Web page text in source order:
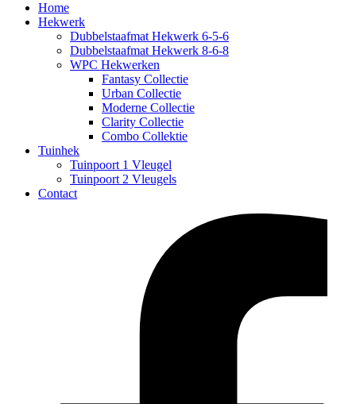
Home
Hekwerk
Dubbelstaafmat Hekwerk 6-5-6
Dubbelstaafmat Hekwerk 8-6-8
WPC Hekwerken
Fantasy Collectie
Urban Collectie
Moderne Collectie
Clarity Collectie
Combo Collektie
Tuinhek
Tuinpoort 1 Vleugel
Tuinpoort 2 Vleugels
Contact